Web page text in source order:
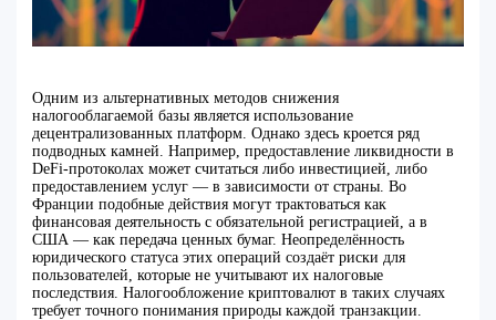
Одним из альтернативных методов снижения
налогооблагаемой базы является использование
децентрализованных платформ. Однако здесь кроется ряд
подводных камней. Например, предоставление ликвидности в
DeFi-протоколах может считаться либо инвестицией, либо
предоставлением услуг — в зависимости от страны. Во
Франции подобные действия могут трактоваться как
финансовая деятельность с обязательной регистрацией, а в
США — как передача ценных бумаг. Неопределённость
юридического статуса этих операций создаёт риски для
пользователей, которые не учитывают их налоговые
последствия. Налогообложение криптовалют в таких случаях
требует точного понимания природы каждой транзакции.